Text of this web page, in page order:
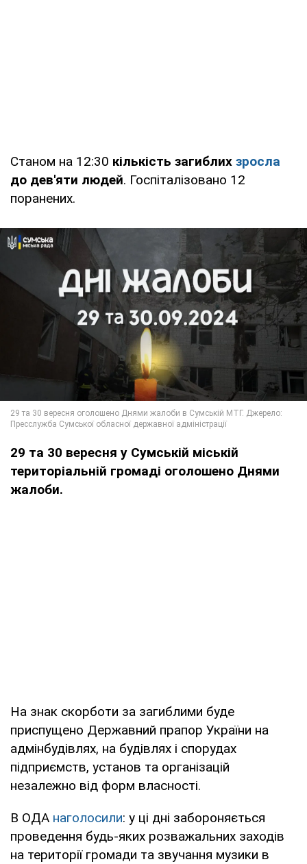
Станом на 12:30 кількість загиблих зросла
до дев'яти людей. Госпіталізовано 12
поранених.
29 та 30 вересня у Сумській міській
територіальній громаді оголошено Днями
жалоби.
На знак скорботи за загиблими буде
приспущено Державний прапор України на
адмінбудівлях, на будівлях і спорудах
підприємств, установ та організацій
незалежно від форм власності.
В ОДА наголосили: у ці дні забороняється
проведення будь-яких розважальних заходів
на території громади та звучання музики в